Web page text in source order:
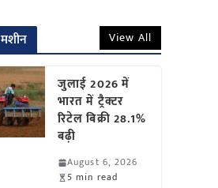
View All
जुलाई 2026 में
भारत में ट्रैक्टर
रिटेल बिक्री 28.1%
बढ़ी
August 6, 2026
5 min read